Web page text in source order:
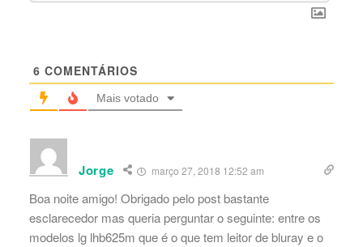
6 COMENTÁRIOS
Mais votado
Jorge março 27, 2018 12:52 am
Boa noite amigo! Obrigado pelo post bastante
esclarecedor mas queria perguntar o seguinte: entre os
modelos lg lhb625m que é o que tem leitor de bluray e o